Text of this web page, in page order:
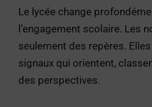
Le lycée change
l’engagement scolaire. Les
seulement des repères.
signaux qui orientent,
des perspectives.